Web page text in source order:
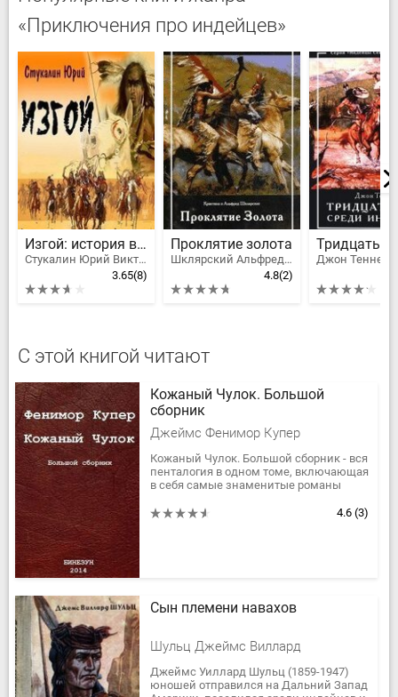
«Приключения про индейцев»
Изгой: история воина
Стукалин Юрий Викторович
3.65(8)
Проклятие золота
Шклярский Альфред Alfred Szklarski, Шклярская Кристина
4.8(2)
Джон Теннер
С этой книгой читают
Кожаный Чулок. Большой
сборник
Джеймс Фенимор Купер
Кожаный Чулок. Большой сборник - вся
пенталогия в одном томе, включающая
в себя самые знаменитые романы
4.6 (3)
Сын племени навахов
Шульц Джеймс Виллард
Джеймс Уиллард Шульц (1859-1947)
юношей отправился на Дальний Запад